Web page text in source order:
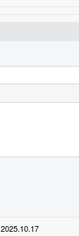
2025.10.17